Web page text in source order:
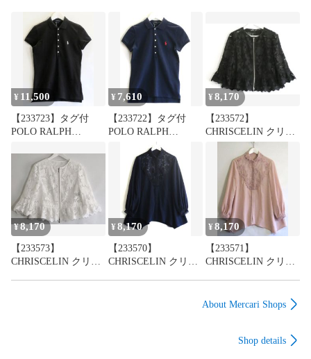
¥ 11,500
【233723】タグ付
POLO RALPH
ト コットン/ストレ
ッチ 半袖ポロシャ
ツ ・S
WMPOKNINN820004
¥ 7,610
【233722】タグ付
POLO RALPH
LAUREN ラルフロー
ト コットン/ストレ
ッチ 半袖ポロシャ
WMPOKNINN810078
¥8,170
【233572】
CHRISCELIN クリス
セリーン 総レース
ジップアップブルゾ
ン チュール/フラワ
ーレース 袖口/裾フ
リル ・42 331-3315
¥8,170
【233573】
CHRISCELIN クリス
¥8,170
【233570】
CHRISCELIN クリス
¥8,170
【233571】
CHRISCELIN クリス
前立・袖口・花柄レ
About Mercari Shops
Shop details